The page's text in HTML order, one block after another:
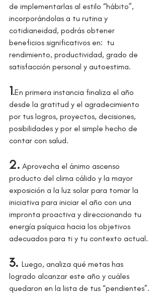
de implementarlas al estilo “hábito”,
incorporándolas a tu rutina y
cotidianeidad, podrás obtener
beneficios significativos en:  tu
rendimiento, productividad, grado de
satisfacción personal y autoestima.
1.En primera instancia finaliza el año
desde la gratitud y el agradecimiento
por tus logros, proyectos, decisiones,
posibilidades y por el simple hecho de
contar con salud.
2. Aprovecha el ánimo ascenso
producto del clima cálido y la mayor
exposición a la luz solar para tomar la
iniciativa para iniciar el año con una
impronta proactiva y direccionando tu
energía psíquica hacia los objetivos
adecuados para ti y tu contexto actual.
3. Luego, analiza qué metas has
logrado alcanzar este año y cuáles
quedaron en la lista de tus “pendientes”.